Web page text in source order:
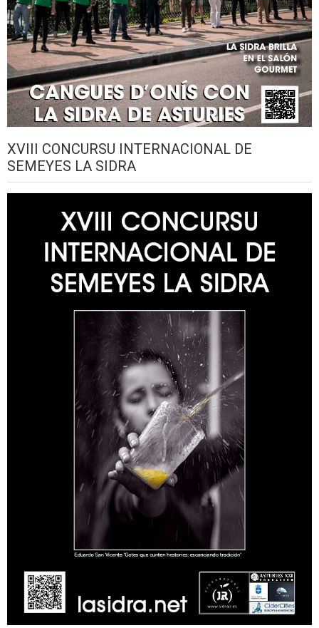
XVIII CONCURSU INTERNACIONAL DE
SEMEYES LA SIDRA